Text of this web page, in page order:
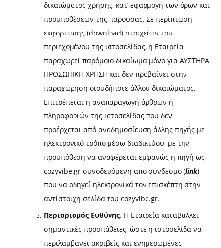
δικαιώματος χρήσης, κατ’ εφαρμογή των όρων και
προϋποθέσεων της παρούσας. Σε περίπτωση
εκφόρτωσης (download) στοιχείων του
περιεχομένου της ιστοσελίδας, η Εταιρεία
παραχωρεί παρόμοιο δικαίωμα μόνο για ΑΥΣΤΗΡΑ
ΠΡΟΣΩΠΙΚΗ ΧΡΗΣΗ και δεν προβαίνει στην
παραχώρηση οιουδήποτε άλλου δικαιώματος.
Επιτρέπεται η αναπαραγωγή άρθρων ή
πληροφοριών της ιστοσελίδας που δεν
προέρχεται από αναδημοσίευση άλλης πηγής με
ηλεκτρονικό τρόπο μέσω διαδικτύου, με την
προϋπόθεση να αναφέρεται εμφανώς η πηγή ως
cozyvibe.gr συνοδευόμενη από σύνδεσμο (link)
που να οδηγεί ηλεκτρονικά τον επισκέπτη στην
αντίστοιχη σελίδα του cozyvibe.gr.
Περιορισμός Ευθύνης. Η Εταιρεία καταβάλλει
σημαντικές προσπάθειες, ώστε η ιστοσελίδα να
περιλαμβάνει ακριβείς και ενημερωμένες